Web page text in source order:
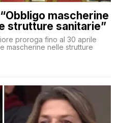
mascherine
strutture sanitarie”
proroga fino al 30 aprile
mascherine nelle strutture